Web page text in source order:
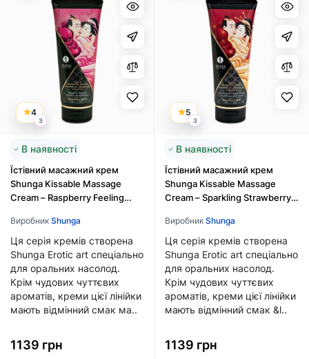
4
3
В наявності
Їстівний масажний крем
Shunga Kissable Massage
Cream – Raspberry Feeling
Виробник Shunga
Ця серія кремів створена
Shunga Erotic art спеціально
для оральних насолод.
Крім чудових чуттєвих
ароматів, креми цієї лінійки
мають відмінний смак ма..
1139 грн
5
3
В наявності
Їстівний масажний крем
Shunga Kissable Massage
Cream – Sparkling Strawberry
Виробник Shunga
Ця серія кремів створена
Shunga Erotic art спеціально
для оральних насолод.
Крім чудових чуттєвих
ароматів, креми цієї лінійки
мають відмінний смак &l..
1139 грн